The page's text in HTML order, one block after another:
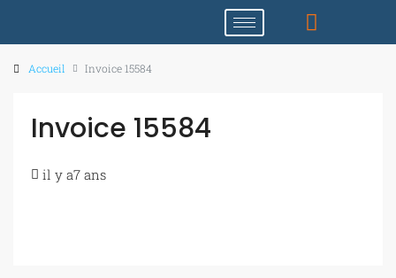
Accueil Invoice 15584
Invoice 15584
il y a7 ans